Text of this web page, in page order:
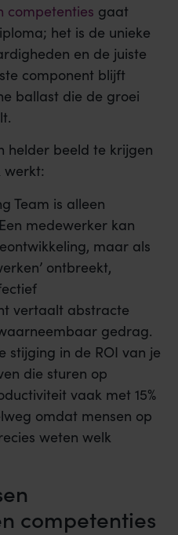
competenties gaat
het is de unieke
en de juiste
component blijft
ballast die de groei
helder beeld te krijgen
werkt:
Team is alleen
medewerker kan
maar als
ontbreekt,
vertaalt abstracte
gedrag.
stijging in de ROI van je
die sturen op
vaak met 15%
omdat mensen op
weten welk
competenties